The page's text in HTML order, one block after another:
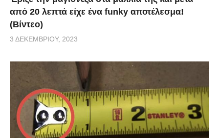
από 20 λεπτά είχε ένα funky αποτέλεσμα!
(Βίντεο)
3 ΔΕΚΕΜΒΡΊΟΥ, 2023